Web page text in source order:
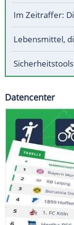
Im Zeitraffer:
Lebensmittel,
Datencenter